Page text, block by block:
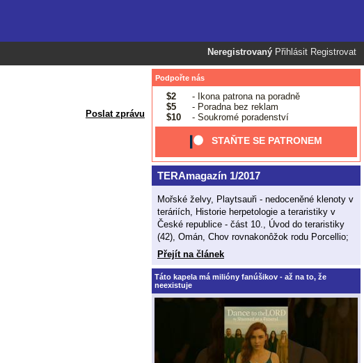
Neregistrovaný Přihlásit Registrovat
Poslat zprávu
Podpořte nás
$2
- Ikona patrona na poradně
$5
- Poradna bez reklam
$10
- Soukromé poradenství
STAŇTE SE PATRONEM
TERAmagazín 1/2017
Mořské želvy, Playtsauři - nedoceněné klenoty v
teráriích, Historie herpetologie a teraristiky v
České republice - část 10., Úvod do teraristiky
(42), Omán, Chov rovnakonôžok rodu Porcellio;
Přejít na článek
Táto kapela má milióny fanúšikov - až na to, že
neexistuje